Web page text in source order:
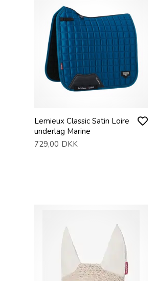
Lemieux Classic Satin Loire
underlag Marine
729,00 DKK